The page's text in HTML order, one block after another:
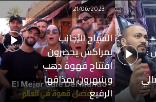
:
السياح الأجانب
بمراكش يحضرون
افتتاح قهوة دهب
وينبهرون بمذاقها
الرفيع
21/06/2023